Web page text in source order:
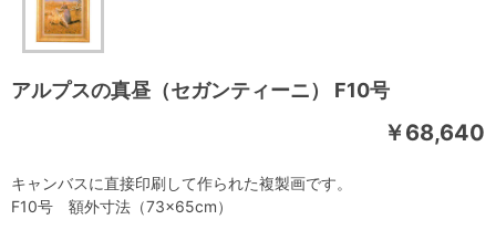
アルプスの真昼（セガンティーニ） F10号
￥68,640
キャンバスに直接印刷して作られた複製画です。
F10号 額外寸法（73×65cm）